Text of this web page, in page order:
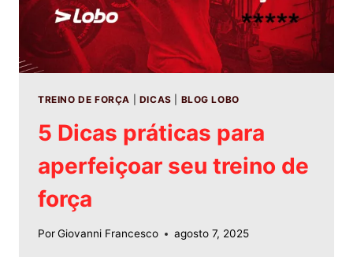
TREINO DE FORÇA DICAS BLOG LOBO
5 Dicas práticas para
aperfeiçoar seu treino de
força
PorGiovanni Francesco agosto 7, 2025